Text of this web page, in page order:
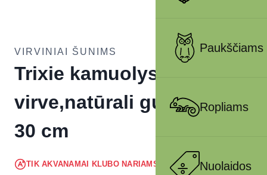
Paukščiams
Ropliams
Nuolaidos
VIRVINIAI ŠUNIMS
Trixie kamuolys su
virve,natūrali guma, ø 6-
30 cm
TIK AKVANAMAI KLUBO NARIAMS 3.79 € !